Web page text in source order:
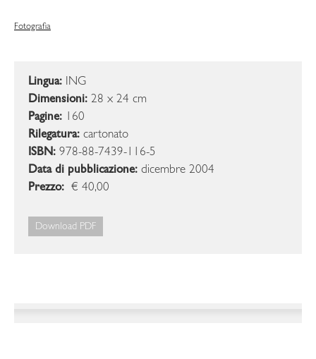
Fotografia
Lingua: ING
Dimensioni: 28 x 24 cm
Pagine: 160
Rilegatura: cartonato
ISBN: 978-88-7439-116-5
Data di pubblicazione: dicembre 2004
Prezzo: € 40,00
Download PDF